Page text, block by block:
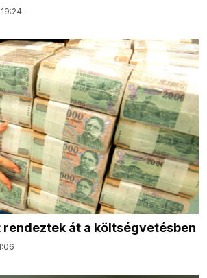
át a költségvetésben